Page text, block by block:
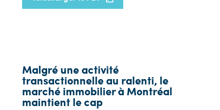
Malgré une activité
transactionnelle au ralenti, le
marché immobilier à Montréal
maintient le cap